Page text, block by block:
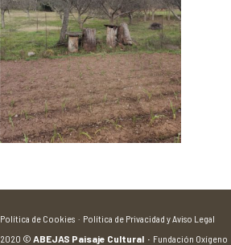
Política de Cookies · Política de Privacidad y Aviso Legal
2020 ©ABEJAS Paisaje Cultural · Fundación Oxígeno